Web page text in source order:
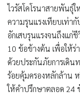
ไวรัสโคโรนาสายพันธุ์
ความรุนแรงเทียบเท่า
อักเสบรุนแรงจนถึงแก่
10 ข้อข้างต้น เพื่อให้ร่
ด้วยประกันภัยการเดิน
ร้อยคุ้มครองหลักล้าน
ให้คำปรึกษาตลอด 24